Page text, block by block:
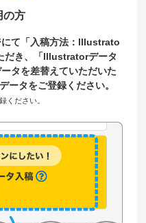
の方
にて「入稿方法：Illustrato
だき、「Illustratorデータ
タを差替えていただいた
タをご登録ください。
ください。